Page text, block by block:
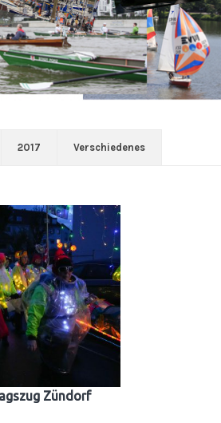
2017 Verschiedenes
Zündorf